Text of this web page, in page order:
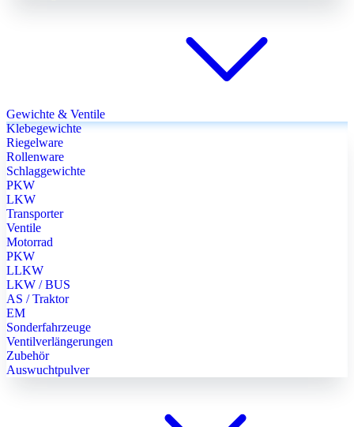
Gewichte & Ventile
Klebegewichte
Riegelware
Rollenware
Schlaggewichte
PKW
LKW
Transporter
Ventile
Motorrad
PKW
LLKW
LKW / BUS
AS / Traktor
EM
Sonderfahrzeuge
Ventilverlängerungen
Zubehör
Auswuchtpulver